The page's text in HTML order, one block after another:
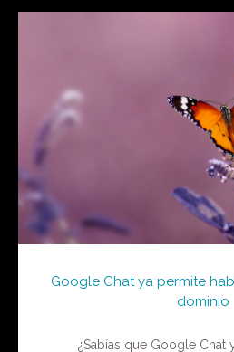
Google Chat ya permite
dominio
¿Sabías que Google Chat